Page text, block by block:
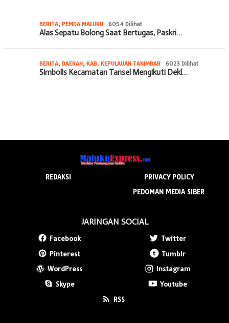
BERITA, PEMDA MALUKU 6054 Dilihat
Alas Sepatu Bolong Saat Bertugas, Paskri…
BERITA, DAERAH, KAB. KEPULAUAN TANIMBAR 6023 Dilihat
Simbolis Kecamatan Tansel Mengikuti Dekl…
REDAKSI
PRIVACY POLICY
PEDOMAN MEDIA SIBER
JARINGAN SOCIAL
Facebook
Twitter
Pinterest
Tumblr
WordPress
Instagram
Skype
Youtube
RSS